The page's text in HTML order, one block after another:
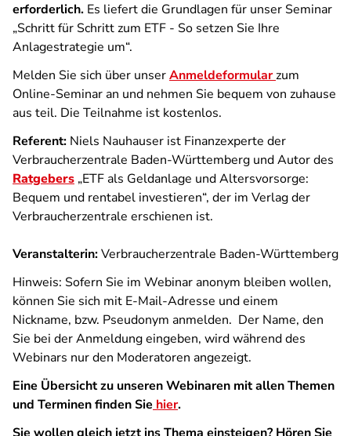
erforderlich. Es liefert die Grundlagen für unser Seminar
„Schritt für Schritt zum ETF - So setzen Sie Ihre
Anlagestrategie um“.
Melden Sie sich über unserAnmeldeformularzum
Online-Seminar an und nehmen Sie bequem von zuhause
aus teil. Die Teilnahme ist kostenlos.
Referent: Niels Nauhauser ist Finanzexperte der
Verbraucherzentrale Baden-Württemberg und Autor des
Ratgebers „ETF als Geldanlage und Altersvorsorge:
Bequem und rentabel investieren“, der im Verlag der
Verbraucherzentrale erschienen ist.
Veranstalterin:Verbraucherzentrale Baden-Württemberg
Hinweis: Sofern Sie im Webinar anonym bleiben wollen,
können Sie sich mit E-Mail-Adresse und einem
Nickname, bzw. Pseudonym anmelden. Der Name, den
Sie bei der Anmeldung eingeben, wird während des
Webinars nur den Moderatoren angezeigt.
Eine Übersicht zu unseren Webinaren mit allen Themen
und Terminen finden Sie hier.